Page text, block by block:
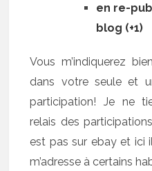
en re-
blog (+1)
Vous m’indiquerez
dans votre seule et
participation! Je ne
relais des
est pas sur ebay et ici il
m’adresse à certains